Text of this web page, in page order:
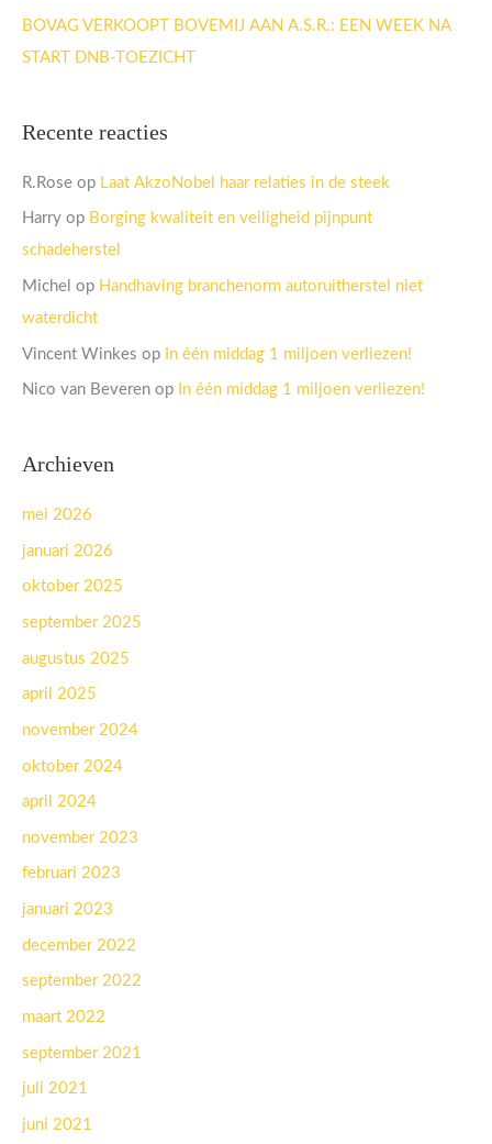
BOVAG VERKOOPT BOVEMIJ AAN A.S.R.: EEN WEEK NA
START DNB-TOEZICHT
Recente reacties
R.Rose op Laat AkzoNobel haar relaties in de steek
Harry op Borging kwaliteit en veiligheid pijnpunt
schadeherstel
Michel op Handhaving branchenorm autoruitherstel niet
waterdicht
Vincent Winkes op In één middag 1 miljoen verliezen!
Nico van Beveren op In één middag 1 miljoen verliezen!
Archieven
mei 2026
januari 2026
oktober 2025
september 2025
augustus 2025
april 2025
november 2024
oktober 2024
april 2024
november 2023
februari 2023
januari 2023
december 2022
september 2022
maart 2022
september 2021
juli 2021
juni 2021